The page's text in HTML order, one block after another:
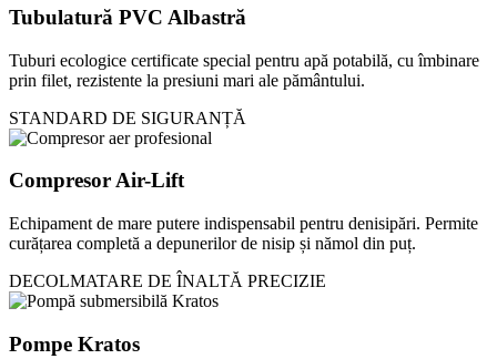
Tubulatură PVC Albastră
Tuburi ecologice certificate special pentru apă potabilă, cu îmbinare
prin filet, rezistente la presiuni mari ale pământului.
STANDARD DE SIGURANȚĂ
Compresor Air-Lift
Echipament de mare putere indispensabil pentru denisipări. Permite
curățarea completă a depunerilor de nisip și nămol din puț.
DECOLMATARE DE ÎNALTĂ PRECIZIE
Pompe Kratos